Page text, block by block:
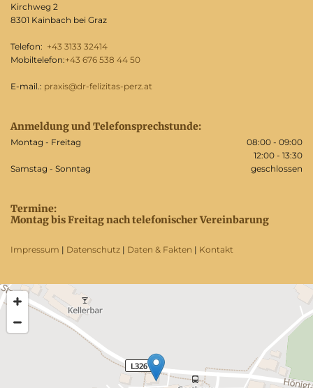
Kirchweg 2
8301 Kainbach bei Graz
Telefon: +43 3133 32414
Mobiltelefon:+43 676 538 44 50
E-mail.: praxis@dr-felizitas-perz.at
Anmeldung und Telefonsprechstunde:
Montag - Freitag
08:00 - 09:00
12:00 - 13:30
Samstag - Sonntag
geschlossen
Termine:
Montag bis Freitag nach telefonischer Vereinbarung
Impressum | Datenschutz | Daten & Fakten | Kontakt